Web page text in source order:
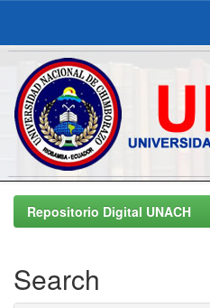
Skip
navigationRepositorio Digital UNACH
Search